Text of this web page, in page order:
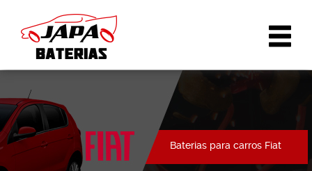
Baterias para carros Fiat